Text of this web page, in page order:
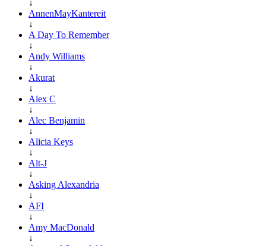
↓
AnnenMayKantereit
↓
A Day To Remember
↓
Andy Williams
↓
Akurat
↓
Alex C
↓
Alec Benjamin
↓
Alicia Keys
↓
Alt-J
↓
Asking Alexandria
↓
AFI
↓
Amy MacDonald
↓